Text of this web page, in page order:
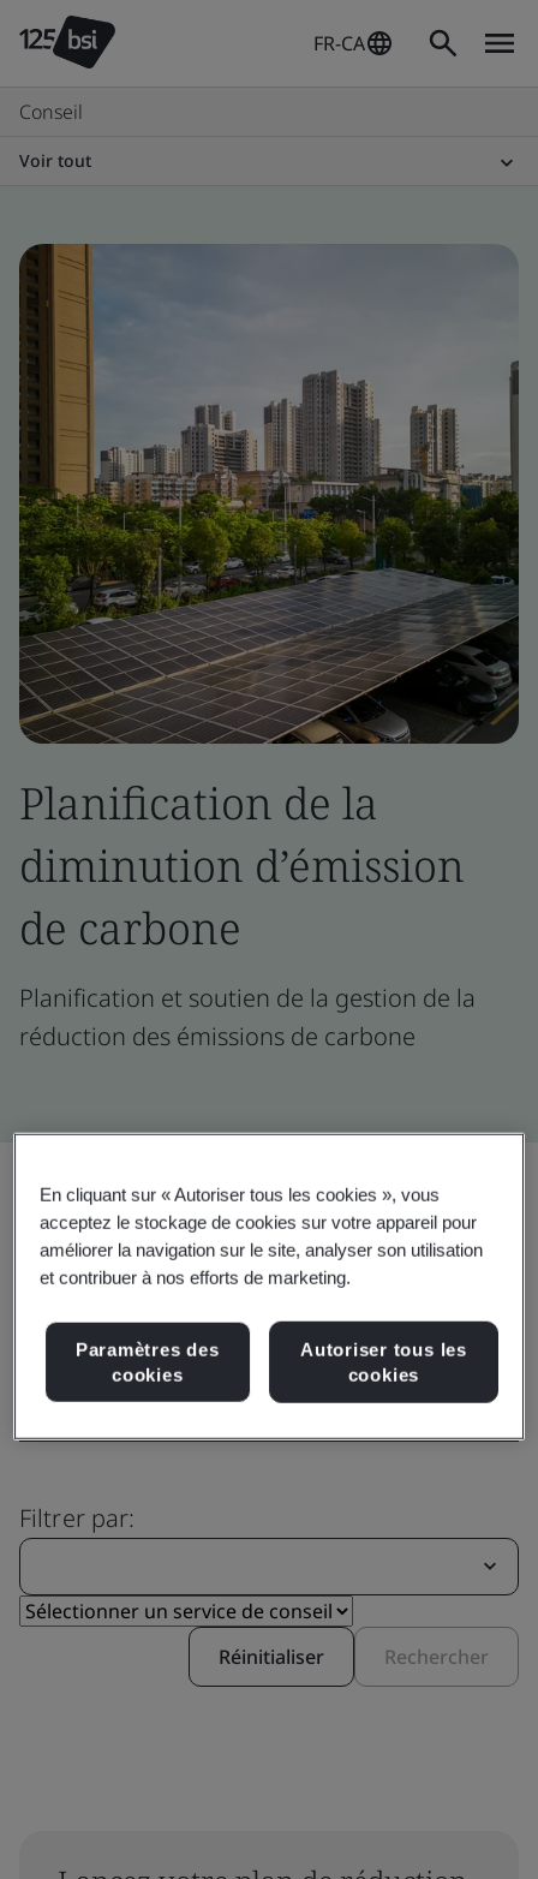
FR-CA
Conseil
Voir tout
Planification de la
diminution d’émission
de carbone
Planification et soutien de la gestion de la
réduction des émissions de carbone
Explorer notre gamme complète
de services
Filtrer par:
Réinitialiser Rechercher
En cliquant sur « Autoriser tous les cookies », vous
acceptez le stockage de cookies sur votre appareil pour
améliorer la navigation sur le site, analyser son utilisation
et contribuer à nos efforts de marketing.
Paramètres des
cookies
Autoriser tous les
cookies